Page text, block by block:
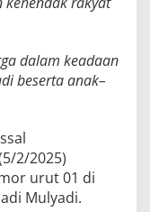
dalam keadaan
beserta anak–
2/2025)
urut 01 di
Mulyadi.